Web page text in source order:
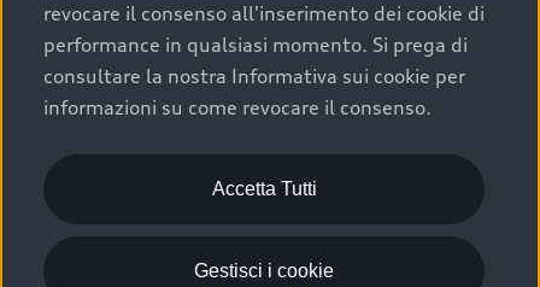
Acquistare un’auto usata in una Concessionaria ufficiale
Audi che offre l’usato garantito tramite Audi Prima
Scelta :plus, significa affidarsi ad un prodotto che viene
sottoposto a 110 controlli approfonditi e coperto da
garanzia fino a 4 anni per una maggiore tutela del tuo
acquisto.
revocare il consenso all'inserimento dei cookie di
performance in qualsiasi momento. Si prega di
consultare la nostra Informativa sui cookie per
informazioni su come revocare il consenso.
Accetta Tutti
Gestisci i cookie